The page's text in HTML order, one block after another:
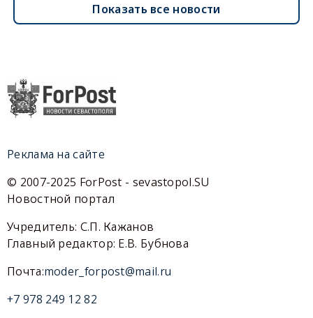
Показать все новости
Реклама на сайте
© 2007-2025 ForPost - sevastopol.SU
Новостной портал
Учредитель: С.П. Кажанов
Главный редактор: Е.В. Бубнова
Почта:moder_forpost@mail.ru
+7 978 249 12 82